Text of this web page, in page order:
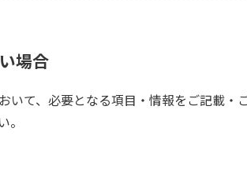
場合
いて、必要となる項目・情報をご記載